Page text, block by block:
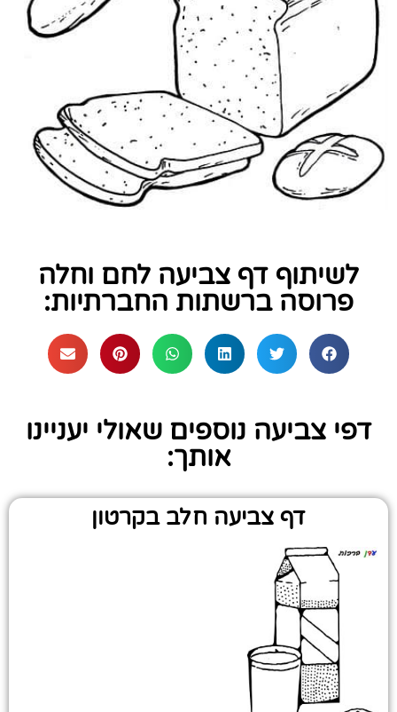
לשיתוף דף צביעה לחם וחלה
פרוסה ברשתות החברתיות:
דפי צביעה נוספים שאולי יעניינו
אותך:
דף צביעה חלב בקרטון